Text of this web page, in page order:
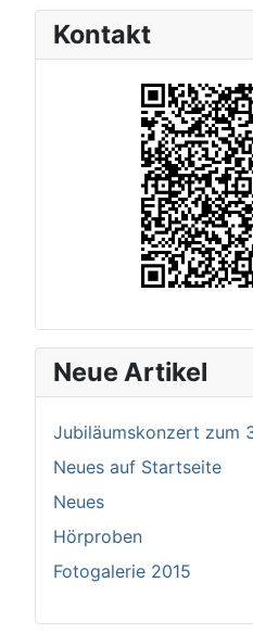
Kontakt
Neue Artikel
Jubiläumskonzert zum
Neues auf Startseite
Neues
Hörproben
Fotogalerie 2015